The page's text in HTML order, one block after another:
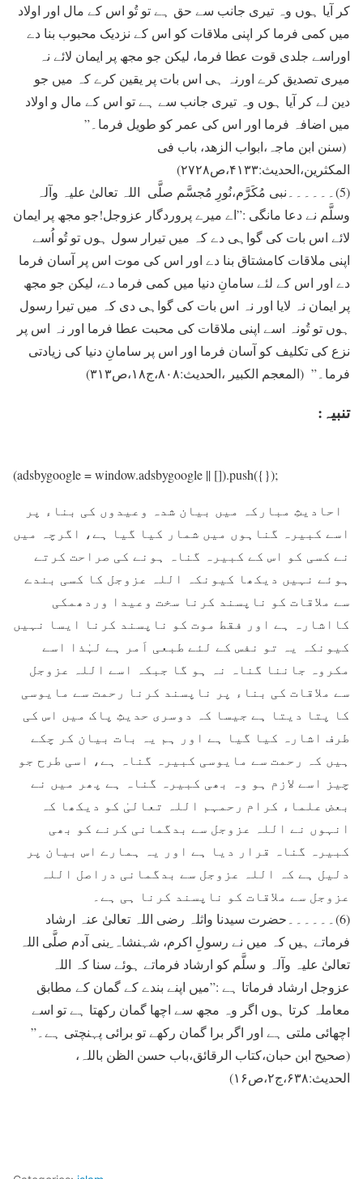
کر آيا ہوں وہ تيری جانب سے حق ہے تو تُو اس کے مال اور اولاد
ميں کمی فرما کر اپنی ملاقات کو اس کے نزدیک محبوب بنا دے
اوراسے جلدی قوت عطا فرما، لیکن جو مجھ پر ايمان لائے نہ
ميری تصديق کرے اورنہ ہی اس بات پر يقين کرے کہ ميں جو
دين لے کر آيا ہوں وہ تيری جانب سے ہے تو اس کے مال و اولاد
ميں اضافہ فرما اور اس کی عمر کو طويل فرما۔”
(سنن ابن ماجہ،ابواب الزھد، باب فی
المکثرین،الحدیث:۴۱۳۳،ص۲۷۲۸)
(5)۔۔۔۔۔۔نبی مُکَرَّم،نُورِ مُجسَّم صلَّی اللہ تعالیٰ علیہ وآلہ
وسلَّم نے دعا مانگی :”اے میرے پروردگار عزوجل!جو مجھ پر ایمان
لائے اس بات کی گواہی دے کہ میں تیرار سول ہوں تو تُو اُسے
اپنی ملاقات کامشتاق بنا دے اور اس کی موت اس پر آسان فرما
دے اور اس کے لئے سامانِ دنیا میں کمی فرما دے، لیکن جو مجھ
پر ایمان نہ لایا اور نہ اس بات کی گواہی دی کہ میں تیرا رسول
ہوں تو تُونہ اسے اپنی ملاقات کی محبت عطا فرما اور نہ اس پر
نزع کی تکلیف کو آسان فرما اور اس پر سامانِ دنیا کی زیادتی
فرما۔” (المعجم الکبیر ،الحدیث:۸۰۸،ج۱۸،ص۳۱۳)
تنبیہ:
(adsbygoogle = window.adsbygoogle || []).push({});
احادیثِ مبارکہ ميں بيان شدہ وعيدوں کی بناء پر
اسے کبيرہ گناہوں ميں شمار کيا گيا ہے، اگرچہ ميں
نے کسی کو اس کے کبيرہ گناہ ہونے کی صراحت کرتے
ہوئے نہيں ديکھا کيونکہ اللہ عزوجل کا کسی بندے
سے ملاقات کو ناپسند کرنا سخت وعيدا وردھمکی
کااشارہ ہے اور فقط موت کو ناپسند کرنا ايسا نہيں
کيونکہ يہ تو نفس کے لئے طبعی اَمر ہے لہٰذا اسے
مکروہ جاننا گناہ نہ ہو گا جبکہ اسے اللہ عزوجل
سے ملاقات کی بناء پر ناپسند کرنا رحمت سے مايوسی
کا پتا ديتا ہے جيسا کہ دوسری حدیثِ پاک ميں اس کی
طرف اشارہ کيا گيا ہے اور ہم يہ بات بيان کر چکے
ہيں کہ رحمت سے مايوسی کبيرہ گناہ ہے، اسی طرح جو
چيز اسے لازم ہو وہ بھی کبيرہ گناہ ہے پھر ميں نے
بعض علماء کرام رحمہم اللہ تعالیٰ کو ديکھا کہ
انہوں نے اللہ عزوجل سے بدگمانی کرنے کو بھی
کبيرہ گناہ قرار ديا ہے اور يہ ہمارے اس بيان پر
دليل ہے کہ اللہ عزوجل سے بدگمانی دراصل اللہ
عزوجل سے ملاقات کو ناپسند کرنا ہی ہے۔
(6)۔۔۔۔۔۔حضرت سيدنا واثلہ رضی اللہ تعالیٰ عنہ ارشاد
فرماتے ہيں کہ ميں نے رسولِ اکرم، شہنشاہ ِبنی آدم صلَّی اللہ
تعالیٰ علیہ وآلہ و سلَّم کو ارشاد فرماتے ہوئے سنا کہ اللہ
عزوجل ارشاد فرماتا ہے :”ميں اپنے بندے کے گمان کے مطابق
معاملہ کرتا ہوں اگر وہ مجھ سے اچھا گمان رکھتا ہے تو اسے
اچھائی ملتی ہے اور اگر برا گمان رکھے تو برائی پہنچتی ہے۔”
(صحیح ابن حبان،کتاب الرقائق،باب حسن الظن باللہ،
الحدیث:۶۳۸،ج۲،ص۱۶)